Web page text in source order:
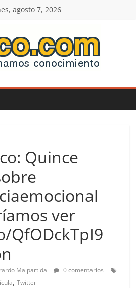
agosto 7, 2026
Quince
ver
QfODckTpI9
Malpartida
0 comentarios
,Twitter